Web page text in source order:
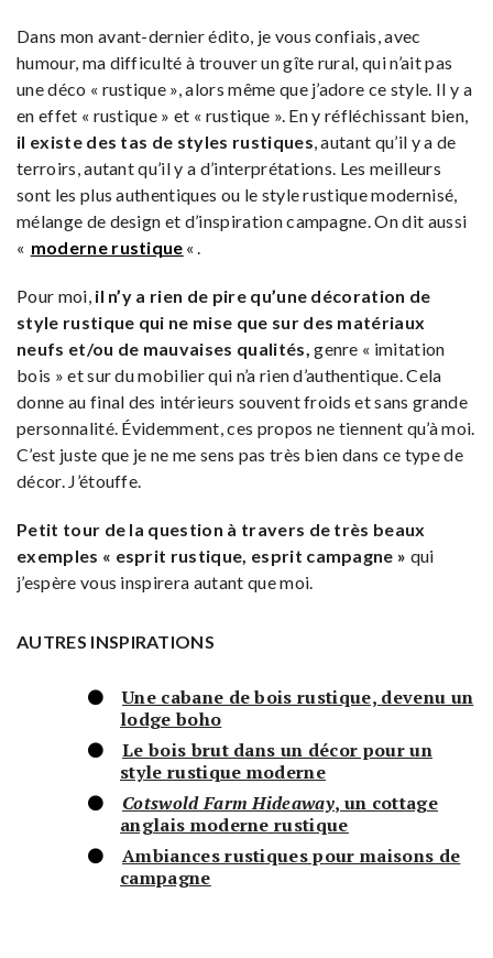
Dans mon avant-dernier édito, je vous confiais, avec
humour, ma difficulté à trouver un gîte rural, qui n’ait pas
une déco « rustique », alors même que j’adore ce style. Il y a
en effet « rustique » et « rustique ». En y réfléchissant bien,
il existe des tas de styles rustiques , autant qu’il y a de
terroirs, autant qu’il y a d’interprétations. Les meilleurs
sont les plus authentiques ou le style rustique modernisé,
mélange de design et d’inspiration campagne. On dit aussi
« moderne rustique « .
Pour moi, il n’y a rien de pire qu’une décoration de
style rustique qui ne mise que sur des matériaux
neufs et/ou de mauvaises qualités, genre « imitation
bois » et sur du mobilier qui n’a rien d’authentique. Cela
donne au final des intérieurs souvent froids et sans grande
personnalité. Évidemment, ces propos ne tiennent qu’à moi.
C’est juste que je ne me sens pas très bien dans ce type de
décor. J’étouffe.
Petit tour de la question à travers de très beaux
exemples « esprit rustique, esprit campagne » qui
j’espère vous inspirera autant que moi.
AUTRES INSPIRATIONS
Une cabane de bois rustique, devenu un
lodge boho
Le bois brut dans un décor pour un
style rustique moderne
Cotswold Farm Hideaway, un cottage
anglais moderne rustique
Ambiances rustiques pour maisons de
campagne